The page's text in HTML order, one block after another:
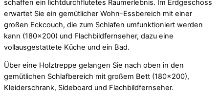
schaffen ein lichtdurchflutetes Raumerlebnis. Im Erdgeschoss
erwartet Sie ein gemütlicher Wohn-Essbereich mit einer
großen Eckcouch, die zum Schlafen umfunktioniert werden
kann (180×200) und Flachbildfernseher, dazu eine
vollausgestattete Küche und ein Bad.
Über eine Holztreppe gelangen Sie nach oben in den
gemütlichen Schlafbereich mit großem Bett (180×200),
Kleiderschrank, Sideboard und Flachbildfernseher.